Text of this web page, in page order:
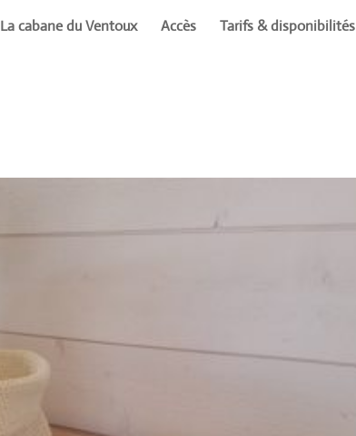
La cabane du Ventoux Accès Tarifs & disponibilités